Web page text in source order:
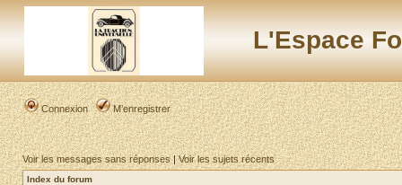
L'Espace
Connexion M’enregistrer
Voir les messages sans réponses|Voir les sujets récents
Index du forum